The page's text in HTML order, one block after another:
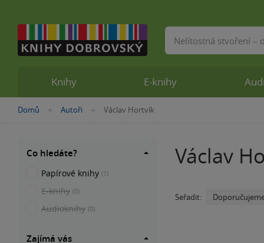
Nacházíte
Domů »Autoři »
Václav Hortvík
Václav
Seřadit:
Co hledáte?
Papírové knihy (1)
E-knihy (0)
Audioknihy (0)
Zajímá vás
Knihy E-knihy
Vyhledávání